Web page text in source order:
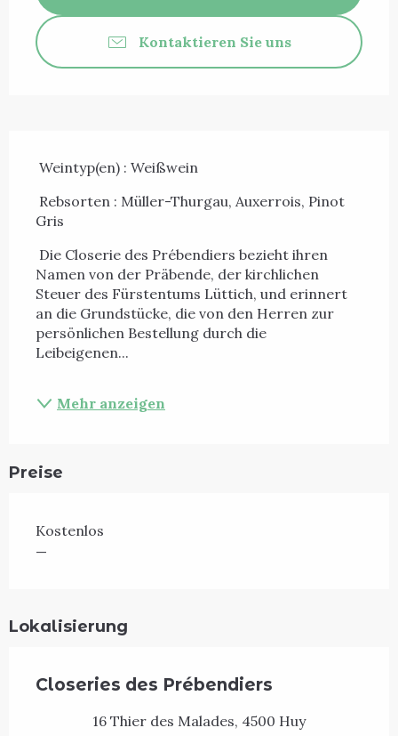
Kontaktieren Sie uns
Weintyp(en) : Weißwein
Gris
Namen von der Präbende, der kirchlichen
Steuer des Fürstentums Lüttich, und erinnert
an die Grundstücke, die von den Herren zur
persönlichen Bestellung durch die
Leibeigenen...
Mehr anzeigen
Preise
Kostenlos
—
Lokalisierung
Closeries des Prébendiers
16 Thier des Malades, 4500 Huy